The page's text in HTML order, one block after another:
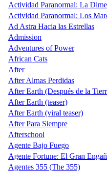
Actividad Paranormal: La
Actividad Paranormal: Los
Ad Astra Hacia las Estrellas
Admission
Adventures of Power
African Cats
After
After Almas Perdidas
After Earth (Después de la
After Earth (teaser)
After Earth (viral teaser)
After Para Siempre
Afterschool
Agente Bajo Fuego
Agente Fortune: El Gran
Agentes 355 (The 355)